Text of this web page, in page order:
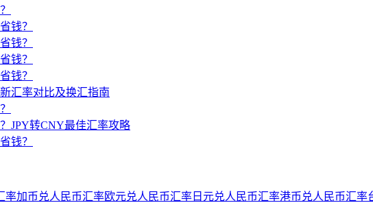
钱？
钱？
钱？
钱？
汇率对比及换汇指南
JPY转CNY最佳汇率攻略
钱？
率加币兑人民币汇率欧元兑人民币汇率 日元兑人民币汇率港币兑人民币汇率